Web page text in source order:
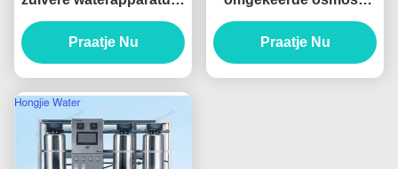
met omgekeerd osmose
systeem met Dow
membraan
Praatje Nu
waterfilter machine RO
drinkwater systeem
380V
Praatje Nu